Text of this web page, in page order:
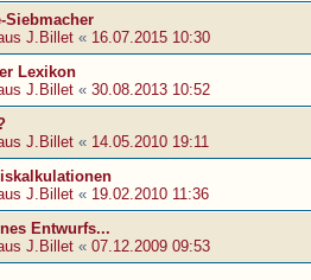
Siebmacher
J.Billet « 16.07.2015 10:30
Lexikon
J.Billet « 30.08.2013 10:52
J.Billet « 14.05.2010 19:11
J.Billet « 19.02.2010 11:36
Entwurfs...
J.Billet « 07.12.2009 09:53